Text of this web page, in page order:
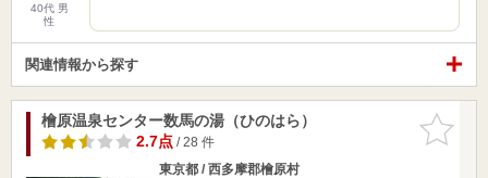
40代 男
性
関連情報から探す
お気に入
りに追加
檜原温泉センター数馬の湯（ひのはら）
2.7点/ 28 件
東京都 / 西多摩郡檜原村